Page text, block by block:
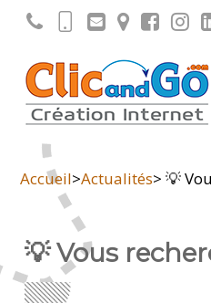
Accueil>Actualités> 💡
💡 Vous